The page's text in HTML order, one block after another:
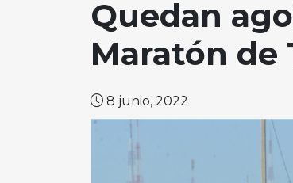
Quedan
Maratón de
8 junio, 2022